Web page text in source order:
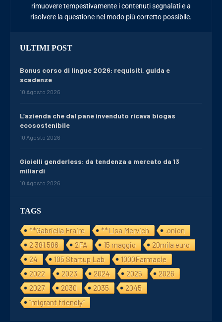
TAGS
**Gabriella Fraire **Lisa Mervich
.onion
2.381.586
2FA 15 maggio
20mila euro
24
105 Startup Lab
1000Farmacie
2022
2023 2024 2025
2026
2027
2030 2035
2045
“migrant friendly”
rimuovere tempestivamente i contenuti segnalati e a
risolvere la questione nel modo più corretto possibile.
ULTIMI POST
Bonus corso di lingue 2026: requisiti, guida e
scadenze
10 Agosto 2026
L’azienda che dal pane invenduto ricava biogas
ecosostenibile
10 Agosto 2026
Gioielli genderless: da tendenza a mercato da 13
miliardi
10 Agosto 2026